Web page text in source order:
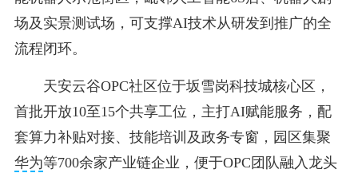
场及实景测试场，可支撑AI技术从研发到推广的全
流程闭环。
天安云谷OPC社区位于坂雪岗科技城核心区，
首批开放10至15个共享工位，主打AI赋能服务，配
套算力补贴对接、技能培训及政务专窗，园区集聚
华为等700余家产业链企业，便于OPC团队融入龙头